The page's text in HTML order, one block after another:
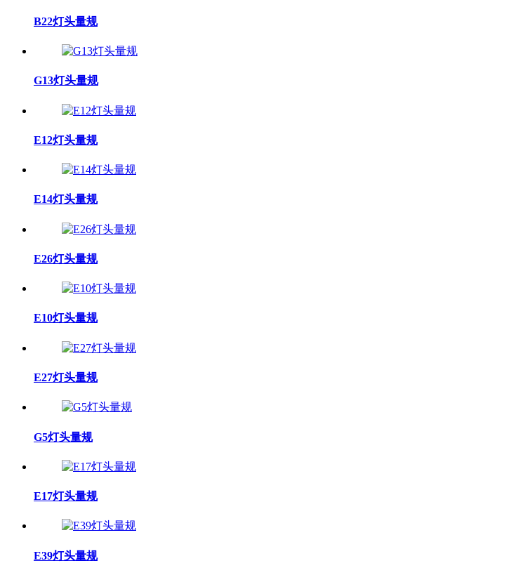
B22灯头量规
G13灯头量规
E12灯头量规
E14灯头量规
E26灯头量规
E10灯头量规
E27灯头量规
G5灯头量规
E17灯头量规
E39灯头量规